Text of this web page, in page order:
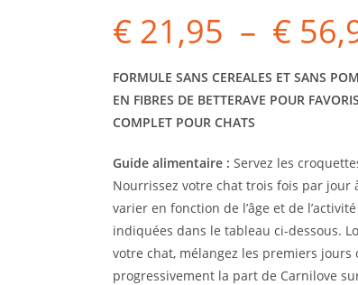
€ 21,95 – €
FORMULE SANS CEREALES ET SANS
EN FIBRES DE BETTERAVE POUR
COMPLET POUR CHATS
Guide alimentaire : Servez les
Nourrissez votre chat trois fois par
varier en fonction de l’âge et de
indiquées dans le tableau ci-dessous.
votre chat, mélangez les premiers jours
progressivement la part de Carnilove